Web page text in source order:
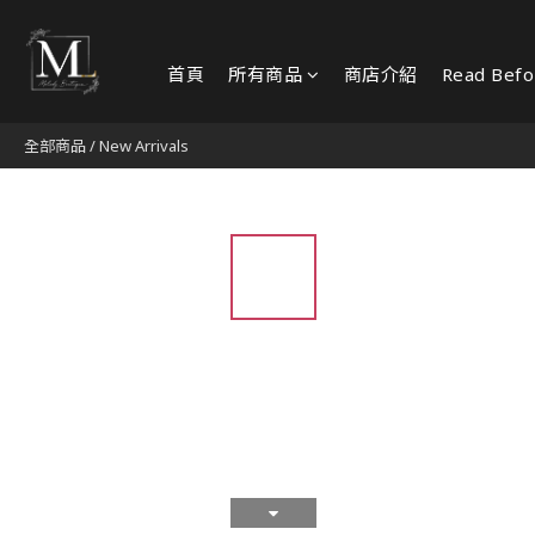
首頁 所有商品 商店介紹 Read
全部商品/New Arrivals